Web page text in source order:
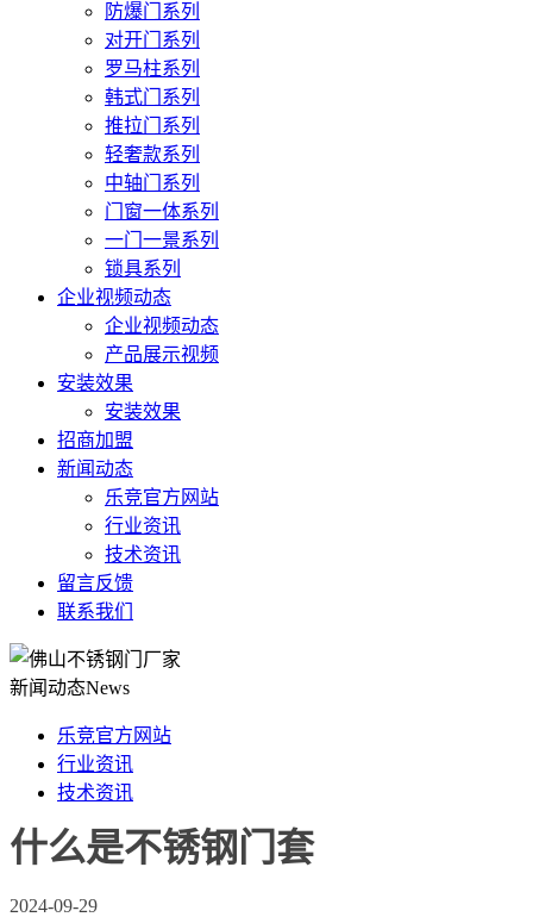
防爆门系列
对开门系列
罗马柱系列
韩式门系列
推拉门系列
轻奢款系列
中轴门系列
门窗一体系列
一门一景系列
锁具系列
企业视频动态
企业视频动态
产品展示视频
安装效果
安装效果
招商加盟
新闻动态
乐竞官方网站
行业资讯
技术资讯
留言反馈
联系我们
新闻动态News
乐竞官方网站
行业资讯
技术资讯
什么是不锈钢门套
2024-09-29